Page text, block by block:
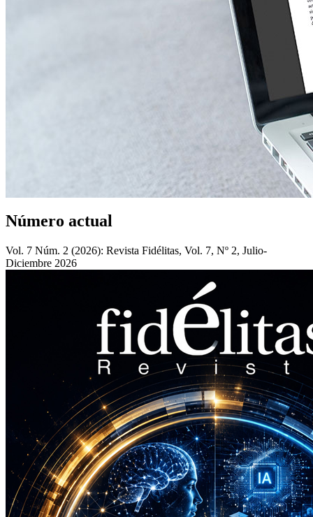
Número actual
Vol. 7 Núm. 2 (2026): Revista Fidélitas, Vol. 7, Nº 2, Julio-
Diciembre 2026